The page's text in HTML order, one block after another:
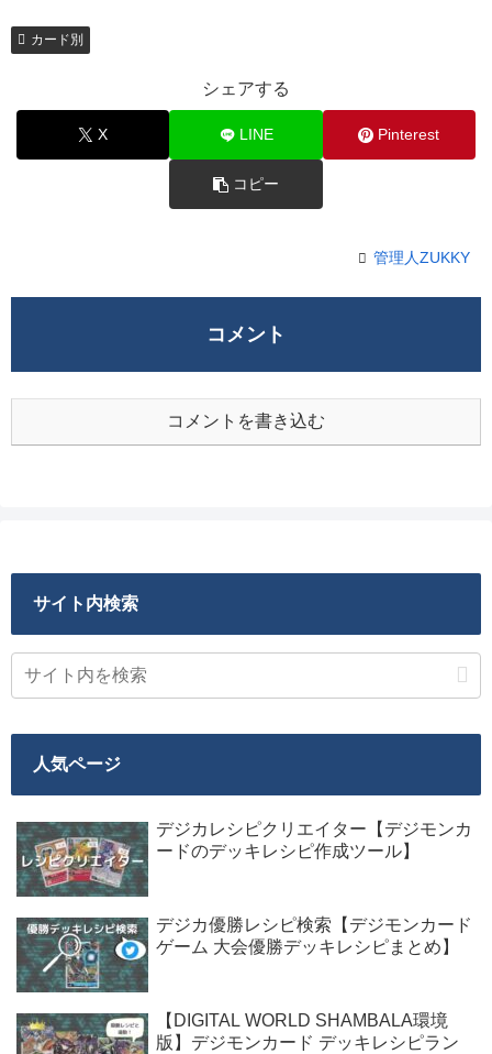
カード別
シェアする
X LINE Pinterest
コピー
管理人ZUKKY
コメント
コメントを書き込む
サイト内検索
人気ページ
デジカレシピクリエイター【デジモンカ
ードのデッキレシピ作成ツール】
デジカ優勝レシピ検索【デジモンカード
ゲーム 大会優勝デッキレシピまとめ】
【DIGITAL WORLD SHAMBALA環境
版】デジモンカード デッキレシピラン